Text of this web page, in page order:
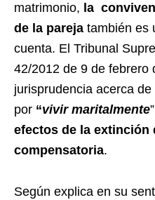
matrimonio, la
de la pareja también es
cuenta. El Tribunal
42/2012 de 9 de febrero
jurisprudencia acerca
por “vivir maritalmente”
efectos de la extinción
compensatoria.
Según explica en su